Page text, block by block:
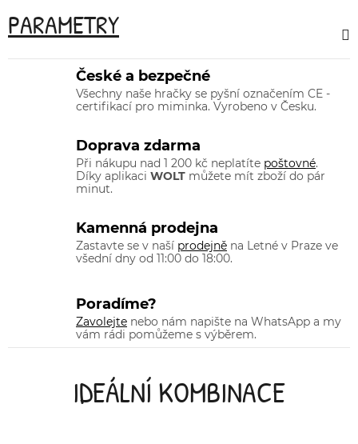
PARAMETRY
České a bezpečné
Všechny naše hračky se pyšní označením CE -
certifikací pro miminka. Vyrobeno v Česku.
Doprava zdarma
Při nákupu nad 1 200 kč neplatíte poštovné.
Díky aplikaci WOLT můžete mít zboží do pár
minut.
Kamenná prodejna
Zastavte se v naší prodejně na Letné v Praze ve
všední dny od 11:00 do 18:00.
Poradíme?
Zavolejte nebo nám napište na WhatsApp a my
vám rádi pomůžeme s výběrem.
IDEÁLNÍ KOMBINACE